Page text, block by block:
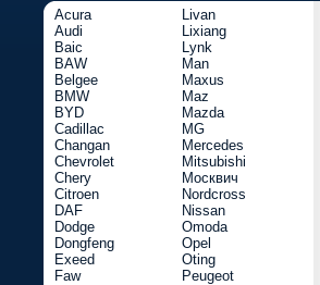
Acura
Audi
Baic
BAW
Belgee
BMW
BYD
Cadillac
Changan
Chevrolet
Chery
Citroen
DAF
Dodge
Dongfeng
Exeed
Faw
Livan
Lixiang
Lynk
Man
Maxus
Maz
Mazda
MG
Mercedes
Mitsubishi
Москвич
Nordcross
Nissan
Omoda
Opel
Oting
Peugeot